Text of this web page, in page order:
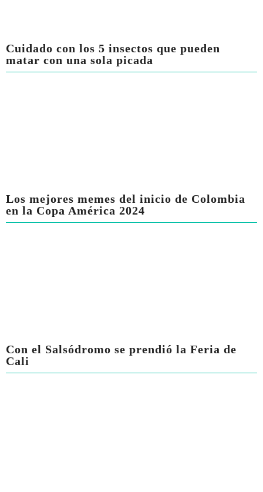
Cuidado con los 5 insectos que pueden
matar con una sola picada
Los mejores memes del inicio de Colombia
en la Copa América 2024
Con el Salsódromo se prendió la Feria de
Cali